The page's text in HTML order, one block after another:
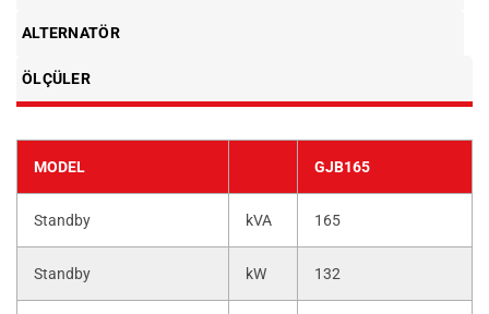
ALTERNATÖR
ÖLÇÜLER
MODEL GJB165
Standby kVA 165
Standby kW 132